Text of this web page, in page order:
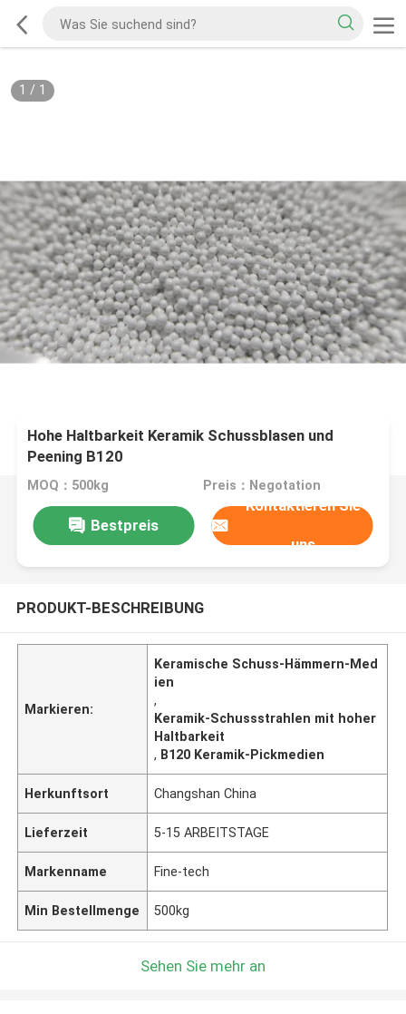
1 / 1
Hohe Haltbarkeit Keramik Schussblasen und
Peening B120
MOQ：500kg Preis：Negotation
Bestpreis
Kontaktieren Sie
uns
PRODUKT-BESCHREIBUNG
Markieren:
Keramische Schuss-Hämmern-Med
ien
,
Keramik-Schussstrahlen mit hoher
Haltbarkeit
, B120 Keramik-Pickmedien
Herkunftsort Changshan China
Lieferzeit 5-15 ARBEITSTAGE
Markenname Fine-tech
Min Bestellmenge 500kg
Sehen Sie mehr an